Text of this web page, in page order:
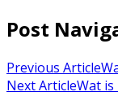
Post
Previous Article
Next ArticleWat is